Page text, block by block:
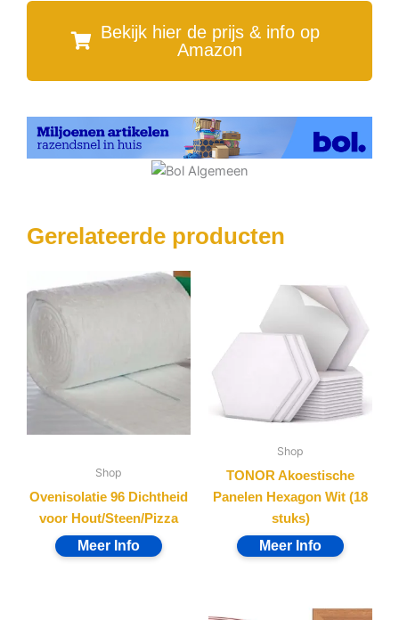
Bekijk hier de prijs & info op
Amazon
Gerelateerde producten
Shop
Ovenisolatie 96 Dichtheid
voor Hout/Steen/Pizza
Shop
TONOR Akoestische
Panelen Hexagon Wit (18
stuks)